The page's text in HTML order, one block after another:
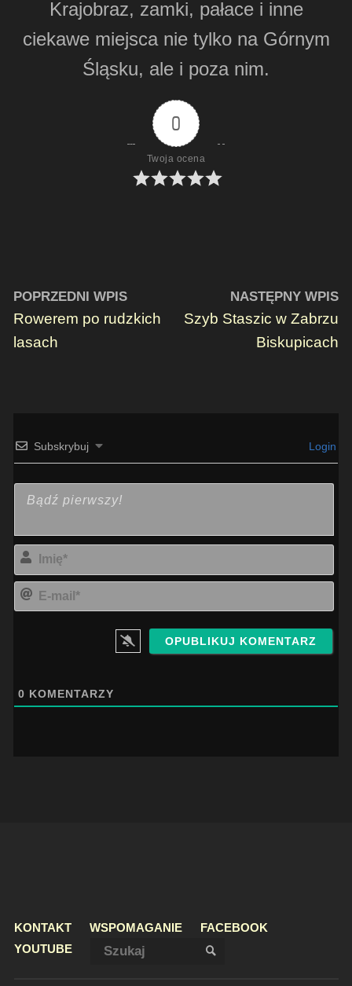
Krajobraz, zamki, pałace i inne
ciekawe miejsca nie tylko na Górnym
Śląsku, ale i poza nim.
0
Twoja ocena
POPRZEDNI WPIS
Rowerem po rudzkich
lasach
NASTĘPNY WPIS
Szyb Staszic w Zabrzu
Biskupicach
Subskrybuj Login
E-
0 KOMENTARZY
KONTAKT WSPOMAGANIE
FACEBOOK
YOUTUBE
SZUKAJ